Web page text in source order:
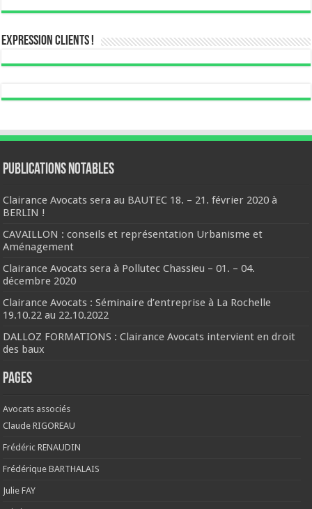
Expression Clients !
Publications notables
Clairance Avocats sera au BAUTEC 18. – 21. février 2020 à
BERLIN !
CAVAILLON : conseils et représentation Urbanisme et
Aménagement
Clairance Avocats sera à Pollutec Chassieu – 01. – 04.
décembre 2020
Clairance Avocats : Séminaire d’entreprise à La Rochelle
19.10.22 au 22.10.2022
DALLOZ FORMATIONS : Clairance Avocats intervient en droit
des baux
Pages
Avocats associés
Claude RIGOREAU
Frédéric RENAUDIN
Frédérique BARTHALAIS
Julie FAY